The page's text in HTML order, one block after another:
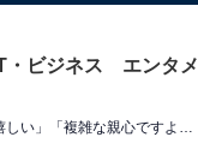
・ビジネス エンタメ
「やばいちょっと泣いた」フジモン、娘との手つなぎショット公開「これは嬉しい」「複雑な親心ですよね」